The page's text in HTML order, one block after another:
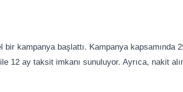
kampanya başlattı. Kampanya kapsamında
12 ay taksit imkanı sunuluyor. Ayrıca, nakit